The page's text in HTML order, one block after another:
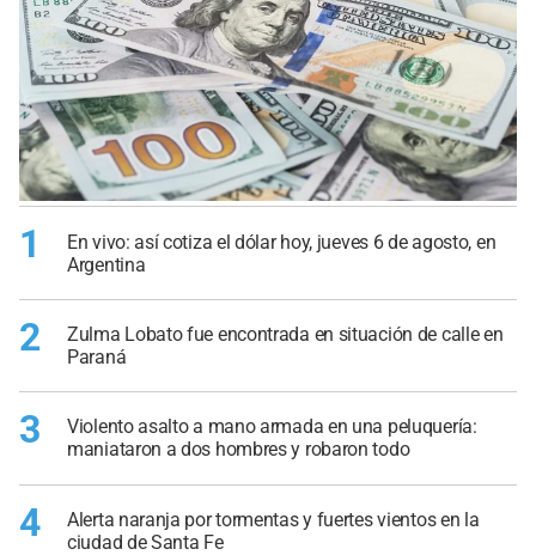
1
En vivo: así cotiza el dólar hoy, jueves 6 de agosto, en
Argentina
2
Zulma Lobato fue encontrada en situación de calle en
Paraná
3
Violento asalto a mano armada en una peluquería:
maniataron a dos hombres y robaron todo
4
Alerta naranja por tormentas y fuertes vientos en la
ciudad de Santa Fe